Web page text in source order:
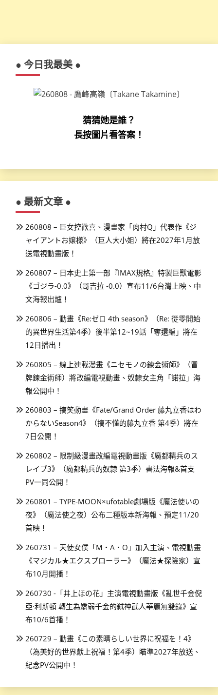
● 今日我最美 ●
猜猜她是誰？
長按圖片看答案！
● 最新文章 ●
260808 – 巨女控歡喜、漫畫家「肉村Q」代表作《ジ
ャイアントお嬢様》（巨人大小姐）將在2027年1月放
送電視動畫版！
260807 – 日本史上第一部『IMAX規格』特製巨獸電影
《ゴジラ-0.0》（哥吉拉 -0.0）宣布11/6台灣上映、中
文海報出爐！
260806 – 動畫《Re:ゼロ 4th season》（Re: 從零開始
的異世界生活第4季）後半第12~19話「奪還編」將在
12日播出！
260805 – 線上連載漫畫《ニセモノの錬金術師》（冒
牌鍊金術師）將改編電視動畫、奴隸女主角「諾拉」海
報公開中！
260803 – 搞笑動畫《Fate/Grand Order 藤丸立香はわ
からないSeason4》（搞不懂的藤丸立香 第4季）將在
7日公開！
260802 – 限制級漫畫改編電視動畫版《魔都精兵のス
レイブ3》（魔都精兵的奴隸 第3季）書法海報&首支
PV一同公開！
260801 – TYPE-MOON×ufotable劇場版《魔法使いの
夜》（魔法使之夜）公布二種版本新海報、預定11/20
首映！
260731 – 天使女僕「M・A・O」加入主演、電視動畫
《マジカル★エクスプローラー》（魔法★探險家）宣
布10月開播！
260730 -「井上ほの花」主演電視動畫版《亂世千金倪
亞·利斯頓 轉生為嬌弱千金的弒神武人華麗無雙錄》宣
布10/6首播！
260729 – 動畫《この素晴らしい世界に祝福を！4》
（為美好的世界獻上祝福！第4季）瞄準2027年放送、
紀念PV公開中！